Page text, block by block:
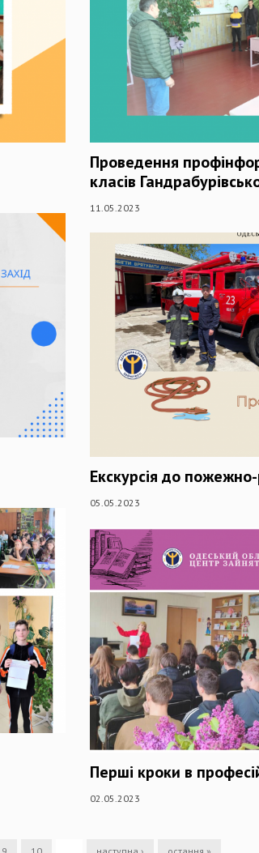
Проведення
класів
11.05.2023
Екскурсія до
05.05.2023
Перші кроки в
02.05.2023
9 10 наступна › остання »